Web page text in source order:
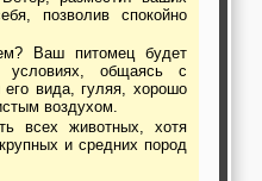
позволив спокойно
условиях, общаясь с
его вида, гуляя, хорошо
воздухом.
и средних пород